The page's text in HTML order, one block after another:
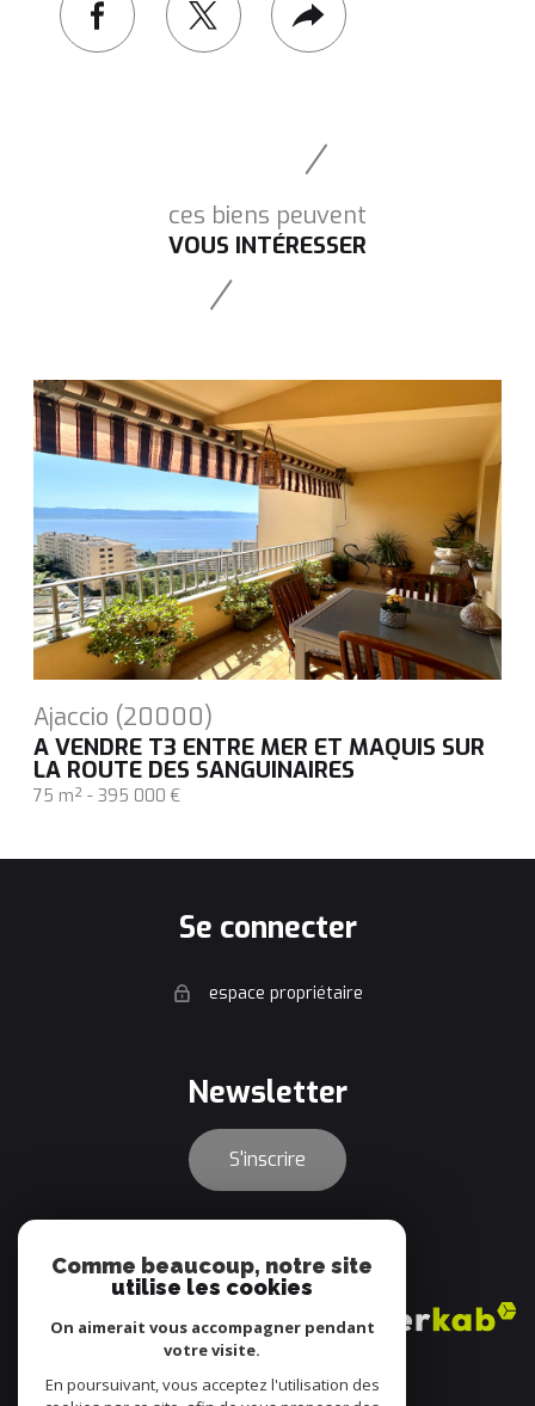
facebooktwitterPlus
de
ces biens peuvent
VOUS INTÉRESSER
Ajaccio (20000)
A VENDRE T3 ENTRE MER ET MAQUIS SUR
LA ROUTE DES SANGUINAIRES
75 m² - 395 000 €
se connecter
espace propriétaire
newsletter
S'inscrire
adhérents
Comme beaucoup, notre site
utilise les cookies
On aimerait vous accompagner pendant
votre visite.
En poursuivant, vous acceptez l'utilisation des